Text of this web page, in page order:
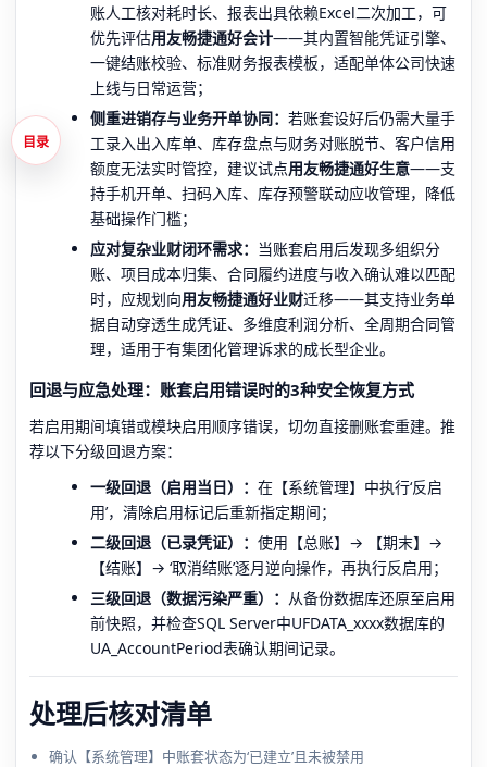
账人工核对耗时长、报表出具依赖Excel二次加工，可
优先评估用友畅捷通好会计——其内置智能凭证引擎、
一键结账校验、标准财务报表模板，适配单体公司快速
上线与日常运营；
侧重进销存与业务开单协同： 若账套设好后仍需大量手
工录入出入库单、库存盘点与财务对账脱节、客户信用
额度无法实时管控，建议试点用友畅捷通好生意——支
持手机开单、扫码入库、库存预警联动应收管理，降低
基础操作门槛；
应对复杂业财闭环需求： 当账套启用后发现多组织分
账、项目成本归集、合同履约进度与收入确认难以匹配
时，应规划向用友畅捷通好业财迁移——其支持业务单
据自动穿透生成凭证、多维度利润分析、全周期合同管
理，适用于有集团化管理诉求的成长型企业。
回退与应急处理：账套启用错误时的3种安全恢复方式
若启用期间填错或模块启用顺序错误，切勿直接删账套重建。推
荐以下分级回退方案：
一级回退（启用当日）： 在【系统管理】中执行‘反启
用’，清除启用标记后重新指定期间；
二级回退（已录凭证）： 使用【总账】→ 【期末】→
【结账】→ ‘取消结账’逐月逆向操作，再执行反启用；
三级回退（数据污染严重）： 从备份数据库还原至启用
前快照，并检查SQL Server中UFDATA_xxxx数据库的
UA_AccountPeriod表确认期间记录。
处理后核对清单
确认【系统管理】中账套状态为‘已建立’且未被禁用
目录